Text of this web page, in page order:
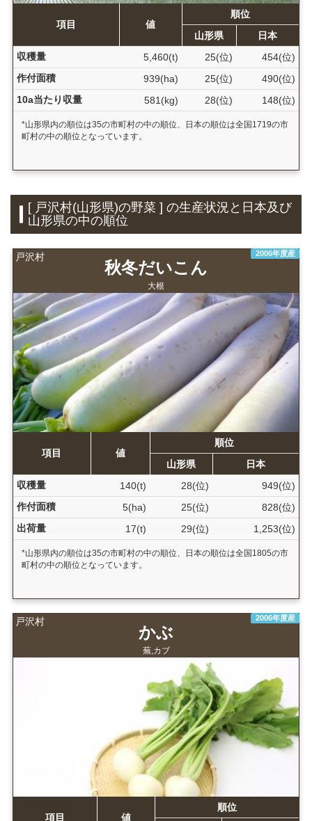
項目 値
順位
山形県
日本
収穫量
5,460(t) 25(位)
454(位)
作付面積
939(ha) 25(位)
490(位)
10a当たり収量
581(kg) 28(位) 148(位)
*山形県内の順位は35の市町村の中の順位、日本の順位は全国1719の市
町村の中の順位となっています。
[ 戸沢村(山形県)の野菜 ] の生産状況と日本及び
山形県の中の順位
戸沢村 2006年度産
秋冬だいこん
大根
項目 値
順位
山形県
日本
収穫量
140(t) 28(位)
949(位)
作付面積
5(ha) 25(位)
828(位)
出荷量
17(t) 29(位) 1,253(位)
*山形県内の順位は35の市町村の中の順位、日本の順位は全国1805の市
町村の中の順位となっています。
戸沢村 2006年度産
かぶ
蕪,カブ
項目 値
順位